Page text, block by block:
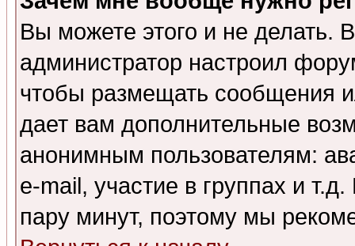
Вы можете этого и не делать.
администратор настроил
чтобы размещать сообщения
дает вам дополнительные
анонимным пользователям:
e-mail, участие в группах и
пару минут, поэтому мы